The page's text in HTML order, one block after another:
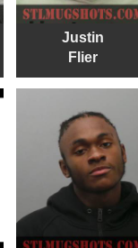
Justin
Flier